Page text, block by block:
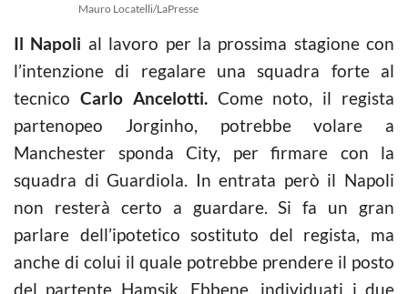
Mauro Locatelli/LaPresse
Il Napoli al lavoro per la prossima stagione con
l’intenzione di regalare una squadra forte al
tecnico Carlo Ancelotti. Come noto, il regista
partenopeo Jorginho, potrebbe volare a
Manchester sponda City, per firmare con la
squadra di Guardiola. In entrata però il Napoli
non resterà certo a guardare. Si fa un gran
parlare dell’ipotetico sostituto del regista, ma
anche di colui il quale potrebbe prendere il posto
del partente Hamsik. Ebbene, individuati i due